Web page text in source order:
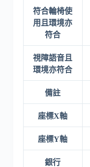
符合輪椅使
用且環境亦
符合
視障語音且
環境亦符合
備註
座標X軸
座標Y軸
銀行